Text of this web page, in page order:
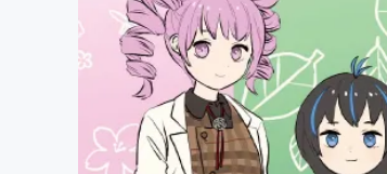
映像・映画
ビジネス・起業
まちづくり・地域活性化